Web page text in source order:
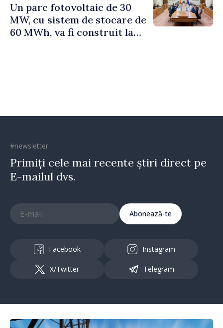
Un parc fotovoltaic de 30
MW, cu sistem de stocare de
60 MWh, va fi construit la
#newsletter
Primiți cele mai recente știri direct pe
E-mailul dvs.
Abonează-te
Facebook Instagram
X/Twitter Telegram